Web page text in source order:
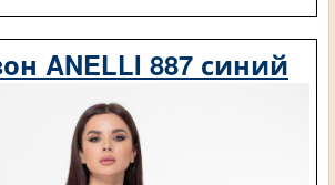
ANELLI 887 синий